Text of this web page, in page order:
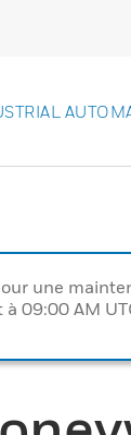
une
à 09:00 AM